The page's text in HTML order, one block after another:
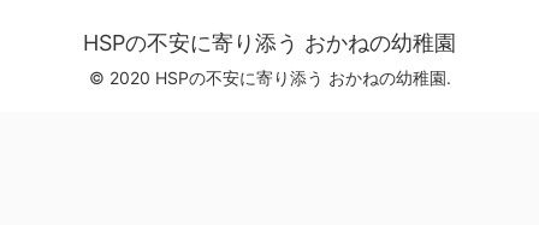
HSPの不安に寄り添う おかねの幼稚園
© 2020 HSPの不安に寄り添う おかねの幼稚園.